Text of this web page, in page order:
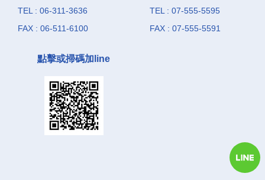
TEL : 06-311-3636
FAX : 06-511-6100
TEL : 07-555-5595
FAX : 07-555-5591
點擊或掃碼加line